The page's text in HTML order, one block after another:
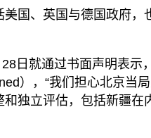
国、英国与德国政府，
日就通过书面声明表示
），“我们担心北京当
独立评估，包括新疆在